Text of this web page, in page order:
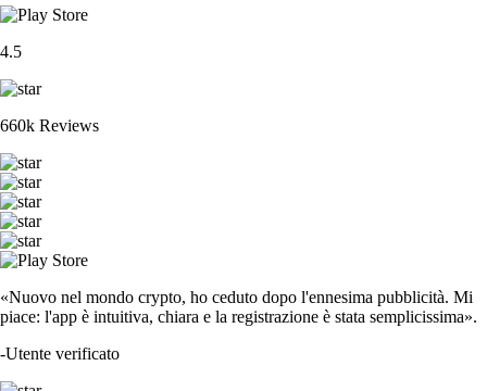
4.5
660k Reviews
«Nuovo nel mondo crypto, ho ceduto dopo l'ennesima pubblicità. Mi
piace: l'app è intuitiva, chiara e la registrazione è stata semplicissima».
-Utente verificato